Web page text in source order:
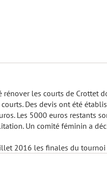
les courts de Crottet
Des devis ont été
Les 5000 euros restants
Un comité féminin a
2016 les finales du